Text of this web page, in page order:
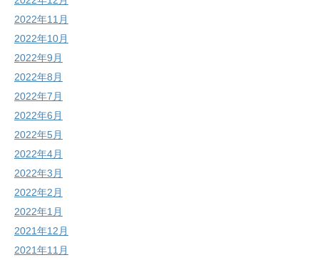
2022年11月
2022年10月
2022年9月
2022年8月
2022年7月
2022年6月
2022年5月
2022年4月
2022年3月
2022年2月
2022年1月
2021年12月
2021年11月